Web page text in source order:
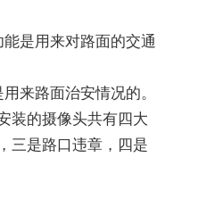
是用来对路面的交通
来路面治安情况的。
装的摄像头共有四大
三是路口违章，四是